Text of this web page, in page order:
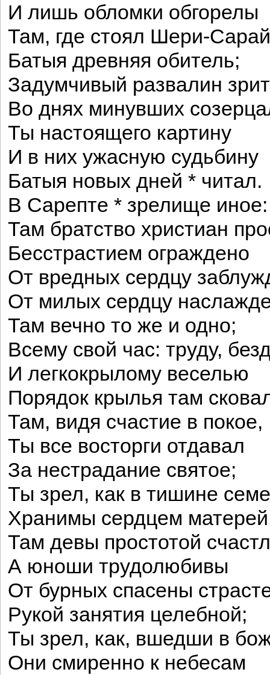
И лишь обломки обгорелы
Там, где стоял Шери-
Батыя древняя обитель;
Задумчивый развалин
Во днях минувших
Ты настоящего картину
И в них ужасную судьбину
Батыя новых дней * читал.
В Сарепте * зрелище иное:
Там братство христиан
Бесстрастием ограждено
От вредных сердцу
От милых сердцу
Там вечно то же и одно;
Всему свой час: труду,
И легкокрылому веселью
Порядок крылья там
Там, видя счастие в покое,
Ты все восторги отдавал
За нестрадание святое;
Ты зрел, как в тишине
Хранимы сердцем
Там девы простотой
А юноши трудолюбивы
От бурных спасены
Рукой занятия целебной;
Ты зрел, как, вшедши в
Они смиренно к небесам